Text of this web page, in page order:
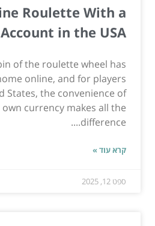
Roulette With a
Account in the USA
of the roulette wheel has
online, and for players
States, the convenience of
currency makes all the
difference....
קרא עוד »
ספט 12, 2025